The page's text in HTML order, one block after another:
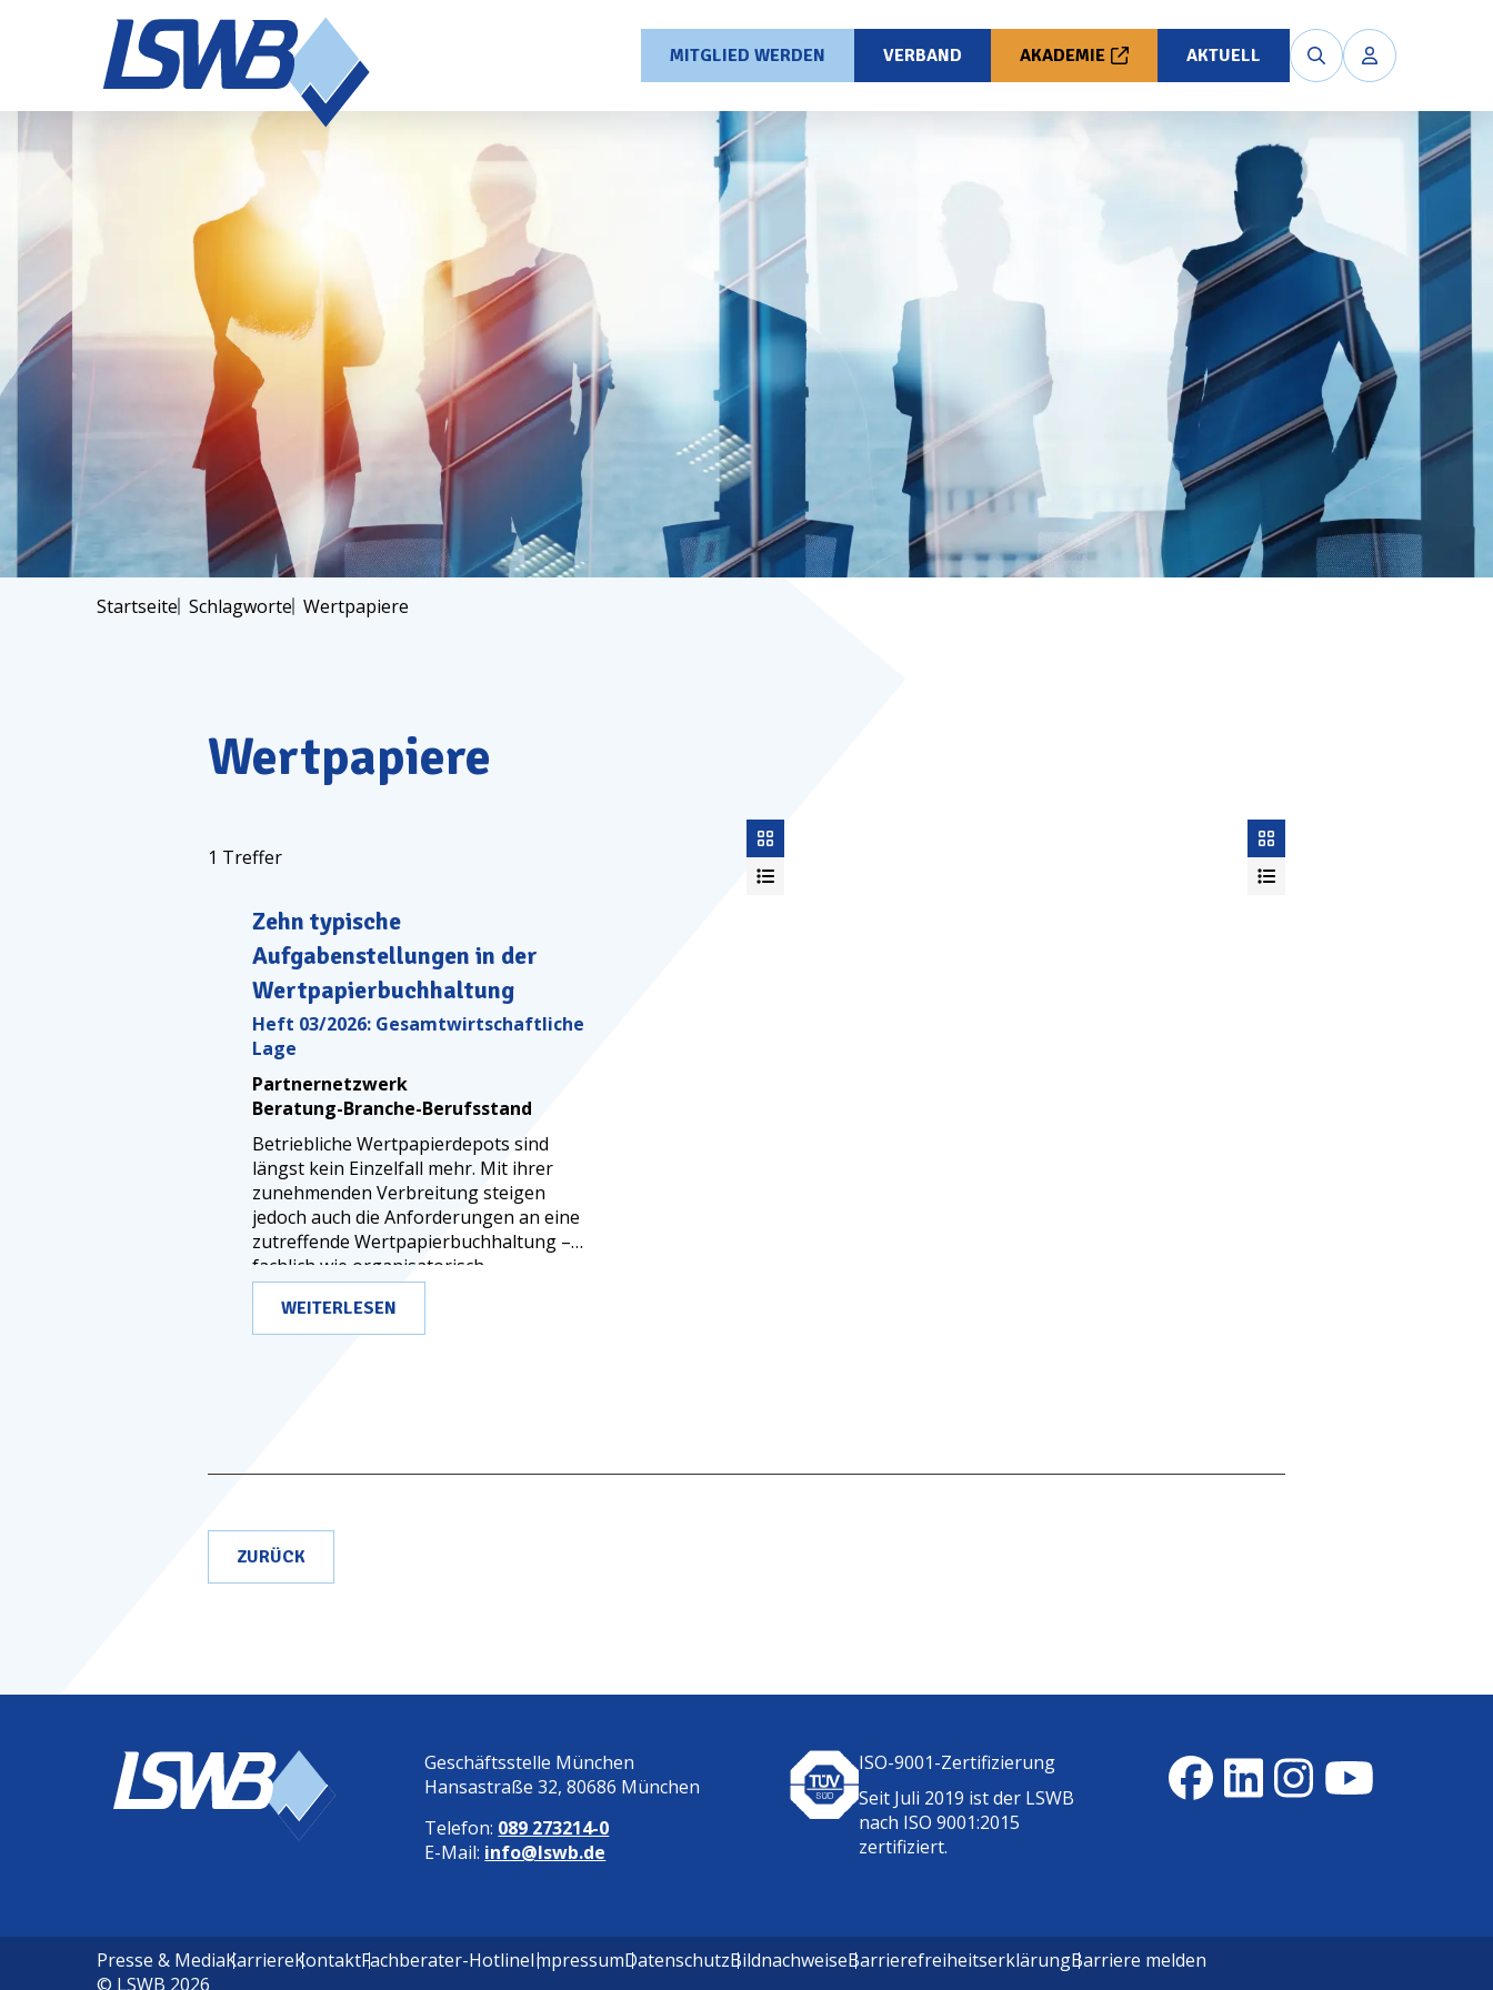
MITGLIED WERDEN VERBAND AKADEMIE AKTUELL
Startseite Schlagworte Wertpapiere
Wertpapiere
1 Treffer
Zehn typische
Aufgabenstellungen in der
Wertpapierbuchhaltung
Heft 03/2026: Gesamtwirtschaftliche
Lage
Partnernetzwerk
Beratung-Branche-Berufsstand
Betriebliche Wertpapierdepots sind
längst kein Einzelfall mehr. Mit ihrer
zunehmenden Verbreitung steigen
jedoch auch die Anforderungen an eine
zutreffende Wertpapierbuchhaltung –
fachlich wie organisatorisch.
WEITERLESEN
ZURÜCK
Geschäftsstelle München
Hansastraße 32, 80686 München
Telefon: 089 273214-0
E-Mail: info@lswb.de
ISO-9001-Zertifizierung
Seit Juli 2019 ist der LSWB
nach ISO 9001:2015
zertifiziert.
Presse & MediaKarriereKontaktFachberater-HotlineImpressumDatenschutzBildnachweiseBarrierefreiheitserklärungBarriere melden
© LSWB 2026